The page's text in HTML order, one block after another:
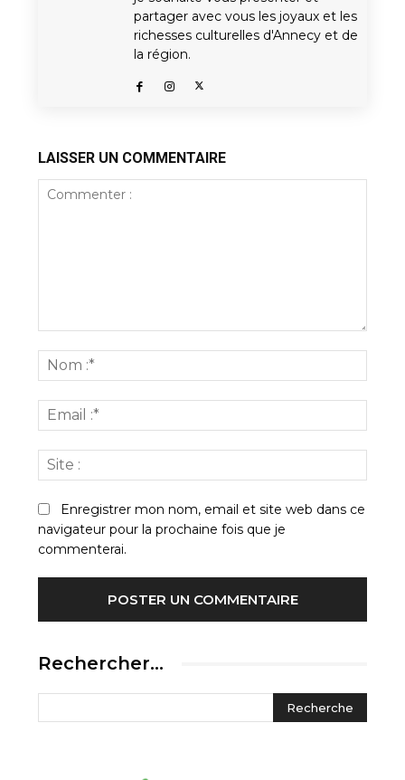
partager avec vous les joyaux et les
richesses culturelles d'Annecy et de
la région.
LAISSER UN COMMENTAIRE
Enregistrer mon nom, email et site web dans ce
navigateur pour la prochaine fois que je
commenterai.
Rechercher…